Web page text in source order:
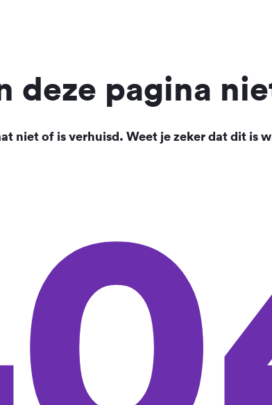
deze pagina
niet of is verhuisd. Weet je zeker dat dit is